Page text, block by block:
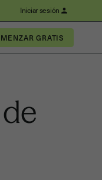
Iniciar sesión